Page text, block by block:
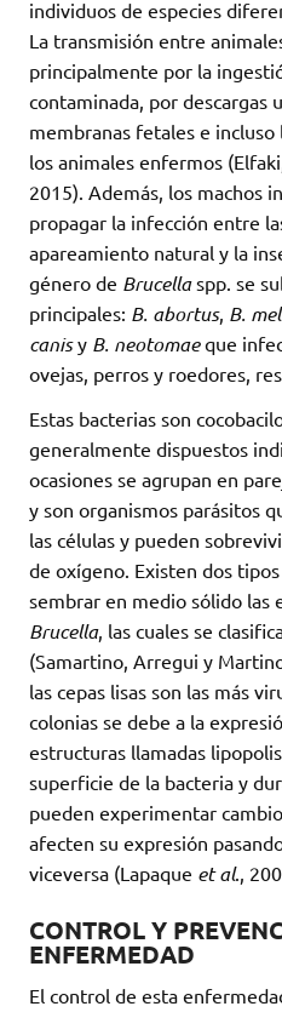
individuos de especies
La transmisión entre
principalmente por la
contaminada, por descargas
membranas fetales e
los animales enfermos
2015). Además, los machos
propagar la infección entre
apareamiento natural y la
género de Brucellaspp. se
principales: B. abortus, B.
canisy B. neotomaeque
ovejas, perros y roedores,
Estas bacterias son
generalmente dispuestos
ocasiones se agrupan en
y son organismos parásitos
las células y pueden
de oxígeno. Existen dos
sembrar en medio sólido las
Brucella, las cuales se
(Samartino, Arregui y
las cepas lisas son las más
colonias se debe a la
estructuras llamadas
superficie de la bacteria y
pueden experimentar
afecten su expresión
viceversa (Lapaque et al.,
CONTROL Y
ENFERMEDAD
El control de esta